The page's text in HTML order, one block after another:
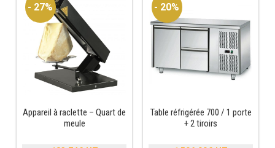
CELLULE DE REFROIDISSEMENT
ARMOIRE À BOISSONS
VITRINE À BOISSONS
ARRIÈRE-BAR
CAVE À VIN
537,28€.
1
340,00€.
- 27%
Appareil à raclette – Quart de
meule
- 20%
Table réfrigérée 700 / 1 porte
+ 2 tiroirs